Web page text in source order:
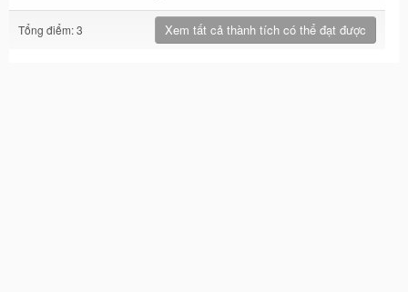
Tổng điểm: 3 Xem tất cả thành tích có thể đạt được